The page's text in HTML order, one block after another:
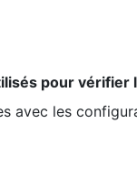
pour vérifier
avec les